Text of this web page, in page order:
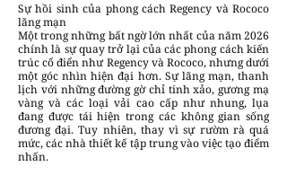
Sự hồi sinh của phong cách Regency và Rococo
lãng mạn
Một trong những bất ngờ lớn nhất của năm 2026
chính là sự quay trở lại của các phong cách kiến
trúc cổ điển như Regency và Rococo, nhưng dưới
một góc nhìn hiện đại hơn. Sự lãng mạn, thanh
lịch với những đường gờ chỉ tinh xảo, gương mạ
vàng và các loại vải cao cấp như nhung, lụa
đang được tái hiện trong các không gian sống
đương đại. Tuy nhiên, thay vì sự rườm rà quá
mức, các nhà thiết kế tập trung vào việc tạo điểm
nhấn.